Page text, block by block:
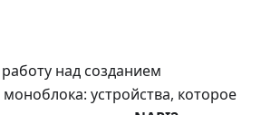
над созданием
устройства, которое